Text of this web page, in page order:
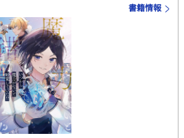
書籍情報